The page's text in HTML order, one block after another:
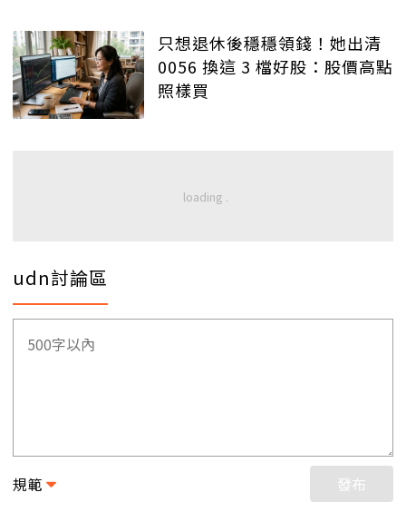
只想退休後穩穩領錢！她出清
0056 換這 3 檔好股：股價高點
照樣買
udn討論區
規範 發布